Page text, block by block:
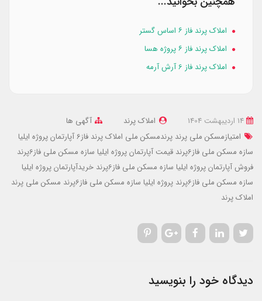
املاک پرند فاز ۶ اساس گستر
املاک پرند فاز ۶ پروژه هسا
املاک پرند فاز 6 آرش آرمه
املاک پرند
آگهی ها
امتیازمسکن ملی پرند پرندمسکن ملی املاک پرند فاز6
آپارتمان پروژه ایلیا
سازه مسکن ملی فاز6پرند
قیمت آپارتمان پروژه ایلیا سازه مسکن ملی فاز6پرند
فروش آپارتمان پروژه ایلیا سازه مسکن ملی فاز6پرند
خریدآپارتمان پروژه ایلیا
سازه مسکن ملی فاز6پرند
پروژه ایلیا سازه مسکن ملی فاز6پرند
مسکن ملی پرند
املاک پرند
دیدگاه خود را بنویسید